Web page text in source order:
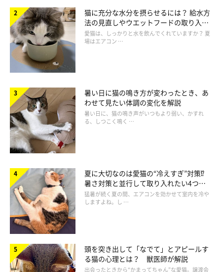
猫に充分な水分を摂らせるには？ 給水方
法の見直しやウエットフードの取り入れ
方を解説
愛猫は、しっかりと水を飲んでくれていますか？ 夏
場はエアコン …
暑い日に猫の鳴き方が変わったとき、あ
わせて見たい体調の変化を解説
暑い日に、猫の鳴き声がいつもより弱い、かすれ
る、しつこく鳴く …
夏に大切なのは愛猫の“冷えすぎ”対策⁉
暑さ対策と並行して取り入れたい4つの
工夫
猛暑が続く夏の間、エアコンを効かせて室内を冷や
しますよね。し …
頭を突き出して「なでて」とアピールす
る猫の心理とは？ 獣医師が解説
出会ったときから“かまってちゃん”な愛猫。譲渡会